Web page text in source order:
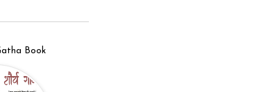
Book